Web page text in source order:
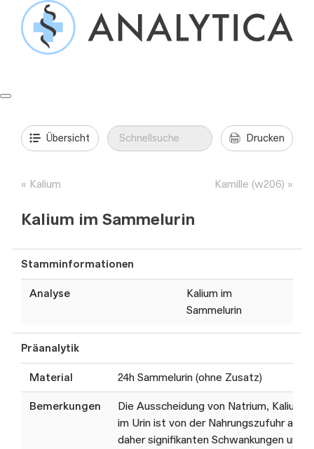
Springe
Inhalt
Übersicht Drucken
Kalium Kamille (w206)
Kalium im Sammelurin
Stamminformationen
Analyse
Kalium im
Sammelurin
Präanalytik
Material 24h Sammelurin (ohne Zusatz)
Bemerkungen
Die Ausscheidung von Natrium, Kalium
im Urin ist von der Nahrungszufuhr
daher signifikanten Schwankungen